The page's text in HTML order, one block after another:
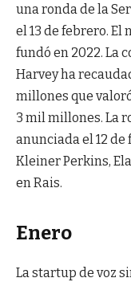
una ronda de la
el 13 de febrero. El
fundó en 2022. La
Harvey ha
millones que
3 mil millones. La
anunciada el 12
Kleiner Perkins,
en Rais.
Enero
La startup de voz